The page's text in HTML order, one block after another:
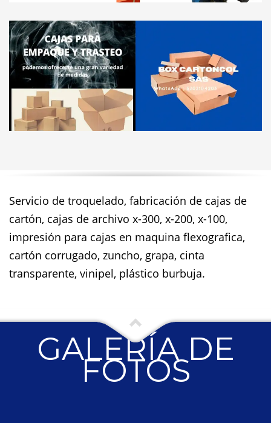
Servicio de troquelado, fabricación de cajas de
cartón, cajas de archivo x-300, x-200, x-100,
impresión para cajas en maquina flexografica,
cartón corrugado, zuncho, grapa, cinta
transparente, vinipel, plástico burbuja.
GALERÍA DE
FOTOS